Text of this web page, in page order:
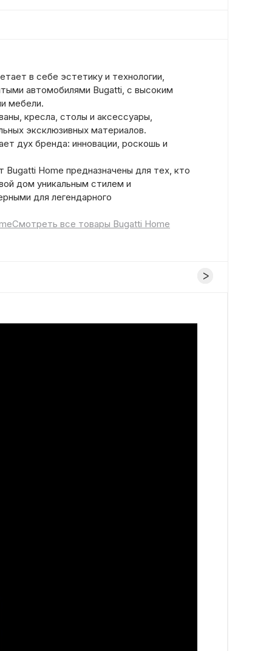
в себе эстетику и технологии,
автомобилями Bugatti, с высоким
мебели.
кресла, столы и аксессуары,
эксклюзивных материалов.
дух бренда: инновации, роскошь и
Home предназначены для тех, кто
дом уникальным стилем и
для легендарного
Смотреть все товары Bugatti Home